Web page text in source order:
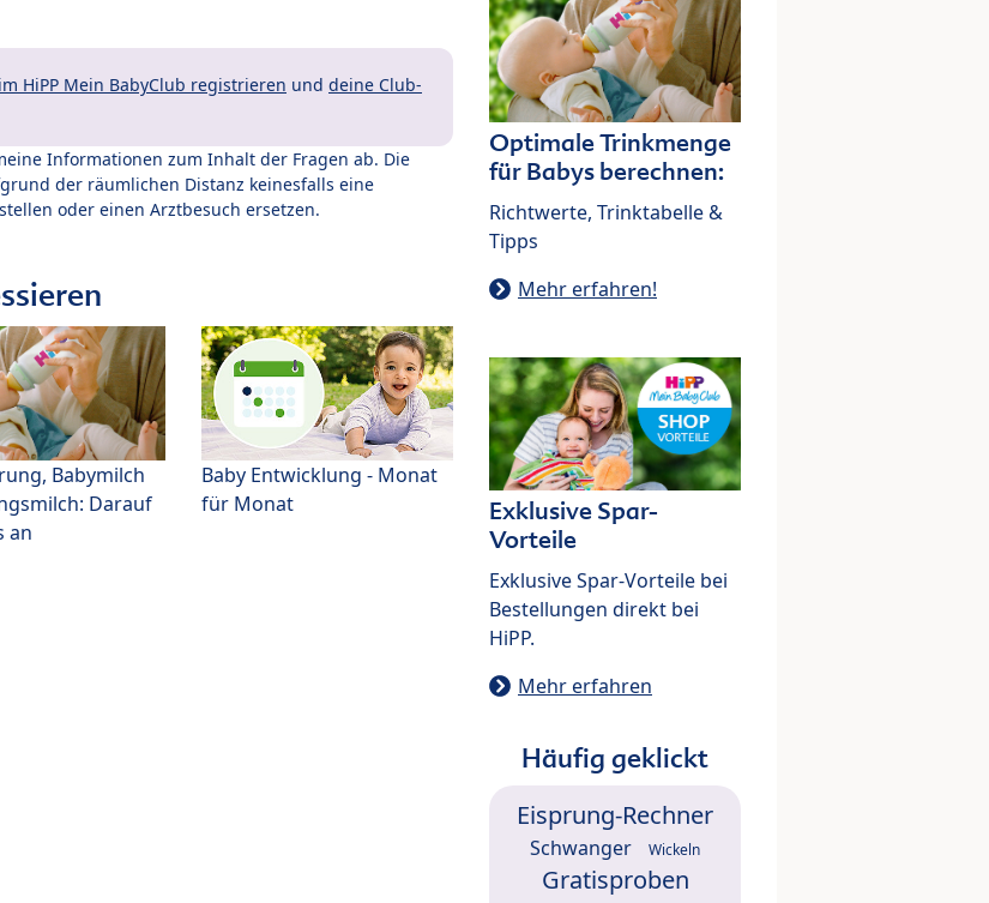
HiPP Mein BabyClub registrieren und deine Club-
Informationen zum Inhalt der Fragen ab. Die
der räumlichen Distanz keinesfalls eine
oder einen Arztbesuch ersetzen.
Babymilch
Darauf
an
Baby Entwicklung - Monat
für Monat
Optimale Trinkmenge
für Babys berechnen:
Richtwerte, Trinktabelle &
Tipps
Mehr erfahren!
Exklusive Spar-
Vorteile
Exklusive Spar-Vorteile bei
Bestellungen direkt bei
HiPP.
Mehr erfahren
Häufig geklickt
Eisprung-Rechner
Schwanger Wickeln
Gratisproben